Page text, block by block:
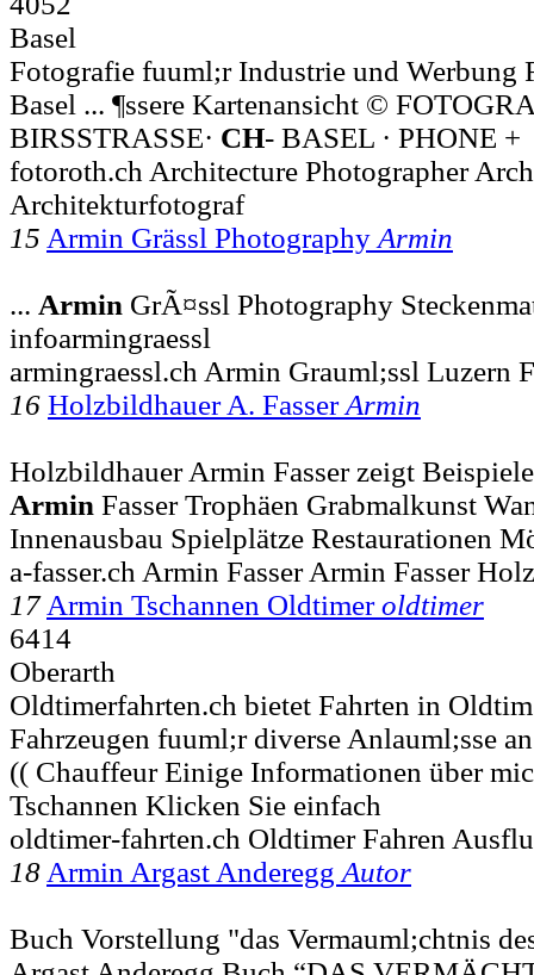
Basel
Fotografie fuuml;r Industrie und Werbung
Basel ... ¶ssere Kartenansicht ©
BIRSSTRASSE· CH- BASEL · PHONE +
fotoroth.ch Architecture Photographer
Architekturfotograf
15 Armin Grässl Photography Armin
... Armin GrÃ¤ssl Photography
infoarmingraessl
armingraessl.ch Armin Grauml;ssl Luzern
16 Holzbildhauer A. FasserArmin
Holzbildhauer Armin Fasser zeigt
Armin Fasser Trophäen Grabmalkunst
Innenausbau Spielplätze Restaurationen
a-fasser.ch Armin Fasser Armin Fasser
17 Armin Tschannen Oldtimeroldtimer
6414
Oberarth
Oldtimerfahrten.ch bietet Fahrten in
Fahrzeugen fuuml;r diverse Anlauml;sse
(( Chauffeur Einige Informationen über
Tschannen Klicken Sie einfach
oldtimer-fahrten.ch Oldtimer Fahren
18 Armin Argast Anderegg Autor
Buch Vorstellung "das Vermauml;chtnis